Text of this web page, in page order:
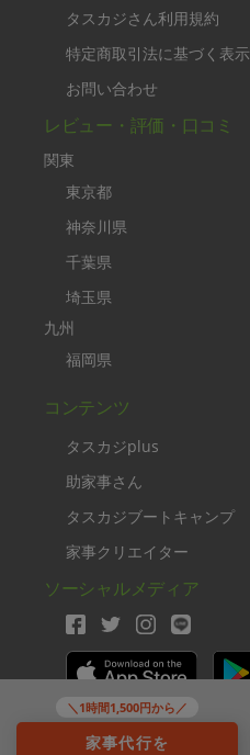
＼1時間1,500円から／
家事代行を
タスカジさん利用規約
特定商取引法に基づく表示
お問い合わせ
レビュー・評価・口コミ
関東
東京都
神奈川県
千葉県
埼玉県
九州
福岡県
コンテンツ
タスカジplus
助家事さん
タスカジブートキャンプ
家事クリエイター
ソーシャルメディア